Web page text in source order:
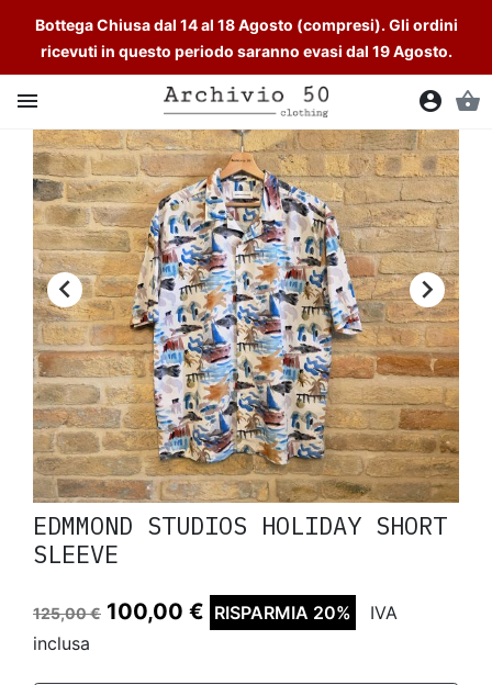
Bottega Chiusa dal 14 al 18 Agosto (compresi). Gli ordini
ricevuti in questo periodo saranno evasi dal 19 Agosto.
 account_circle shopping_basket
 
EDMMOND STUDIOS HOLIDAY SHORT
SLEEVE
125,00 € 100,00 € RISPARMIA 20%
IVA
inclusa